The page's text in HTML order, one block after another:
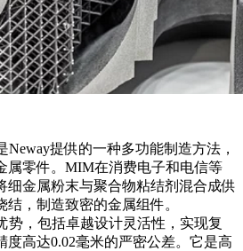
Neway提供的一种多功能制造方法，
属零件。MIM在消费电子和电信等
细金属粉末与聚合物粘结剂混合成供
，制造致密的金属组件。
势，包括卓越设计灵活性，实现复
度高达0.02毫米的严密公差。它是高